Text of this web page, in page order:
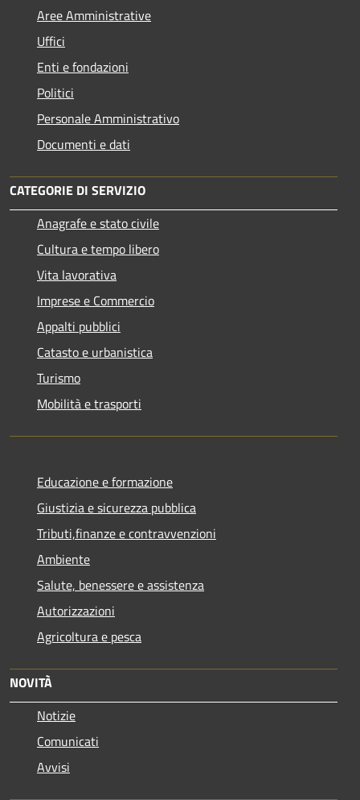
Aree Amministrative
Uffici
Enti e fondazioni
Politici
Personale Amministrativo
Documenti e dati
CATEGORIE DI SERVIZIO
Anagrafe e stato civile
Cultura e tempo libero
Vita lavorativa
Imprese e Commercio
Appalti pubblici
Catasto e urbanistica
Turismo
Mobilità e trasporti
Educazione e formazione
Giustizia e sicurezza pubblica
Tributi,finanze e contravvenzioni
Ambiente
Salute, benessere e assistenza
Autorizzazioni
Agricoltura e pesca
NOVITÀ
Notizie
Comunicati
Avvisi